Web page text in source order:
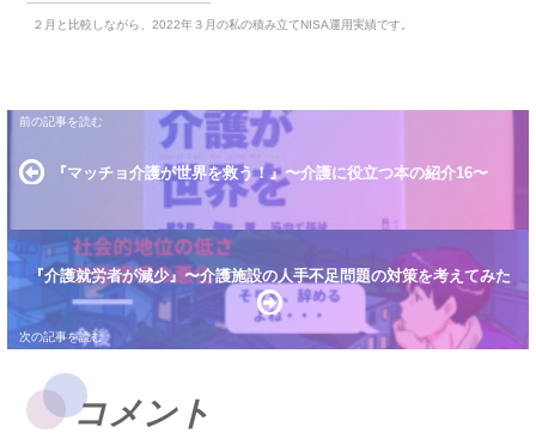
２月と比較しながら、2022年３月の私の積み立てNISA運用実績です。
『マッチョ介護が世界を救う！』〜介護に役立つ本の紹介16〜
『介護就労者が減少』〜介護施設の人手不足問題の対策を考えてみた
コメント